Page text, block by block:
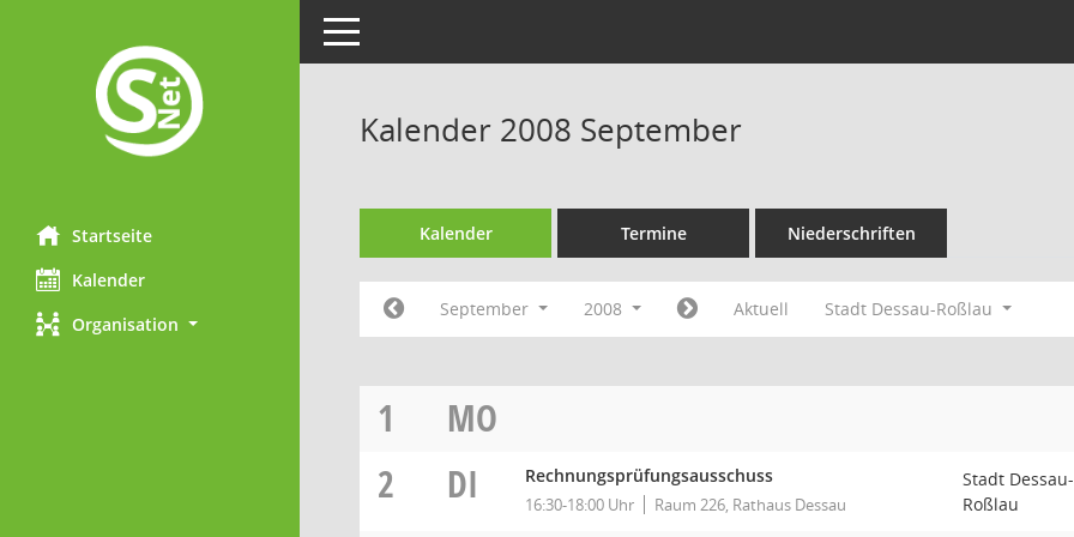
Startseite
Kalender
Organisation
Toggle navigation
Kalender 2008 September
Kalender Termine Niederschriften
September 2008 Aktuell Stadt Dessau-Roßlau
1
MO
2
DI Rechnungsprüfungsausschuss
16:30-18:00 Uhr Raum 226, Rathaus Dessau
Stadt Dessau-
Roßlau